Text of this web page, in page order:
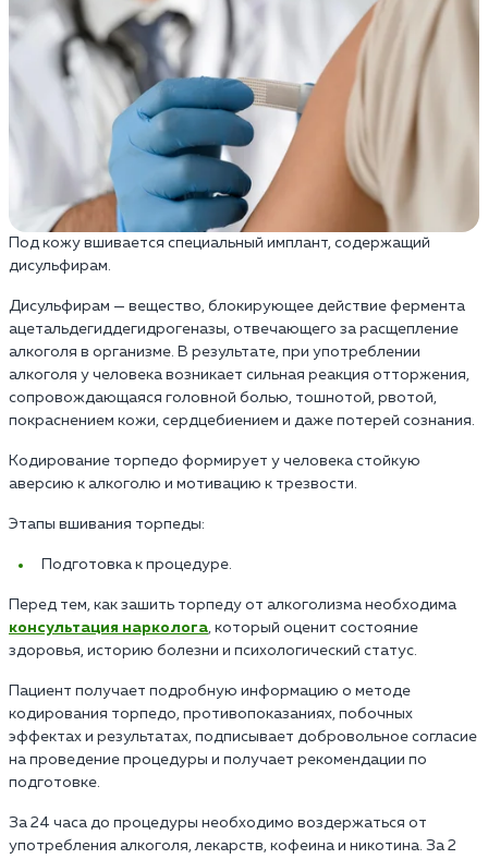
Под кожу вшивается специальный имплант, содержащий
дисульфирам.
Дисульфирам — вещество, блокирующее действие фермента
ацетальдегиддегидрогеназы, отвечающего за расщепление
алкоголя в организме. В результате, при употреблении
алкоголя у человека возникает сильная реакция отторжения,
сопровождающаяся головной болью, тошнотой, рвотой,
покраснением кожи, сердцебиением и даже потерей сознания.
Кодирование торпедо формирует у человека стойкую
аверсию к алкоголю и мотивацию к трезвости.
Этапы вшивания торпеды:
Подготовка к процедуре.
Перед тем, как зашить торпеду от алкоголизма необходима
консультация нарколога, который оценит состояние
здоровья, историю болезни и психологический статус.
Пациент получает подробную информацию о методе
кодирования торпедо, противопоказаниях, побочных
эффектах и результатах, подписывает добровольное согласие
на проведение процедуры и получает рекомендации по
подготовке.
За 24 часа до процедуры необходимо воздержаться от
употребления алкоголя, лекарств, кофеина и никотина. За 2